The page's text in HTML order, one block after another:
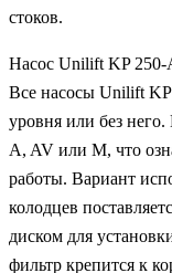
стоков.
Насос Unilift KP 250-
Все насосы Unilift KP
уровня или без
A, AV или M, что
работы. Вариант
колодцев
диском для
фильтр крепится к